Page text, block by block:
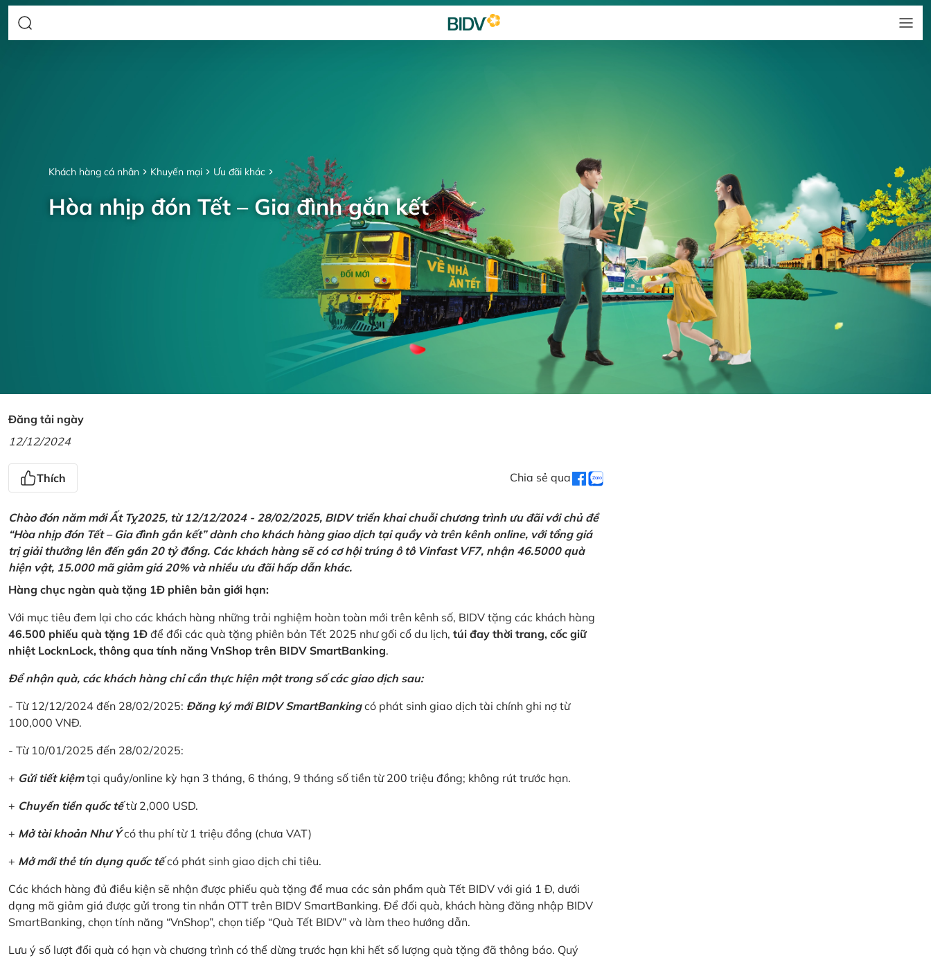
Khách hàng cá nhân Khuyến mại Ưu đãi khác
Hòa nhịp đón Tết – Gia đình gắn kết
Đăng tải ngày
12/12/2024
Thích Chia sẻ qua
Chào đón năm mới Ất Tỵ2025, từ 12/12/2024 - 28/02/2025, BIDV triển khai chuỗi chương trình ưu đãi với chủ đề
“Hòa nhịp đón Tết – Gia đình gắn kết” dành cho khách hàng giao dịch tại quầy và trên kênh online, với tổng giá
trị giải thưởng lên đến gần 20 tỷ đồng. Các khách hàng sẽ có cơ hội trúng ô tô Vinfast VF7, nhận 46.5000 quà
hiện vật, 15.000 mã giảm giá 20% và nhiều ưu đãi hấp dẫn khác.
Hàng chục ngàn quà tặng 1Đ phiên bản giới hạn:
Với mục tiêu đem lại cho các khách hàng những trải nghiệm hoàn toàn mới trên kênh số, BIDV tặng các khách hàng
46.500 phiếu quà tặng 1Đ để đổi các quà tặng phiên bản Tết 2025 như gối cổ du lịch, túi đay thời trang, cốc giữ
nhiệt LocknLock, thông qua tính năng VnShop trên BIDV SmartBanking.
Để nhận quà, các khách hàng chỉ cần thực hiện một trong số các giao dịch sau:
- Từ 12/12/2024 đến 28/02/2025: Đăng ký mới BIDV SmartBankingcó phát sinh giao dịch tài chính ghi nợ từ
100,000 VNĐ.
- Từ 10/01/2025 đến 28/02/2025:
+ Gửi tiết kiệmtại quầy/online kỳ hạn 3 tháng, 6 tháng, 9 tháng số tiền từ 200 triệu đồng; không rút trước hạn.
+ Chuyển tiền quốc tếtừ 2,000 USD.
+ Mở tài khoản Như Ýcó thu phí từ 1 triệu đồng (chưa VAT)
+ Mở mới thẻ tín dụng quốc tếcó phát sinh giao dịch chi tiêu.
Các khách hàng đủ điều kiện sẽ nhận được phiếu quà tặng để mua các sản phẩm quà Tết BIDV với giá 1 Đ, dưới
dạng mã giảm giá được gửi trong tin nhắn OTT trên BIDV SmartBanking. Để đối quà, khách hàng đăng nhập BIDV
SmartBanking, chọn tính năng “VnShop”, chọn tiếp “Quà Tết BIDV” và làm theo hướng dẫn.
Lưu ý số lượt đổi quà có hạn và chương trình có thể dừng trước hạn khi hết số lượng quà tặng đã thông báo. Quý